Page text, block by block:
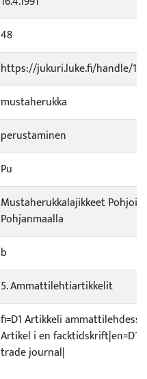
48
https://jukuri.luke.fi/handle/
mustaherukka
perustaminen
Pu
Mustaherukkalajikkeet Pohjois-
Pohjanmaalla
b
5. Ammattilehtiartikkelit
fi=D1 Artikkeli
Artikel i en facktidskrift|en=D1
trade journal|